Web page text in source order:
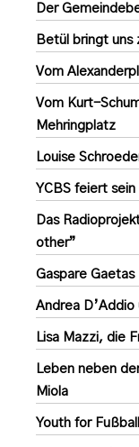
Der
Betül bringt uns
Vom
Vom Kurt-
Mehringplatz
Louise
YCBS feiert
Das
other”
Gaspare Gaetas
Andrea D’Addio
Lisa Mazzi, die
Leben neben
Miola
Youth for Fußball